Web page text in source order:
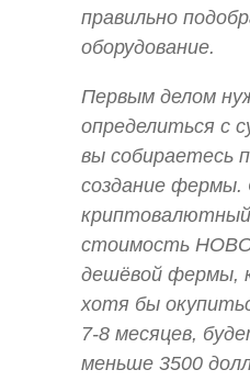
правильно
оборудование.
Первым делом
определиться с
вы собираетесь
создание фермы.
стоимость
дешёвой фермы,
хотя бы
7-8 месяцев,
меньше 3500